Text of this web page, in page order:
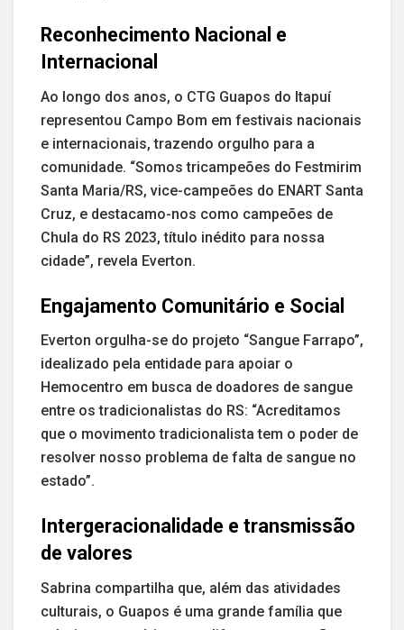
Reconhecimento Nacional e
Internacional
Ao longo dos anos, o CTG Guapos do Itapuí
representou Campo Bom em festivais nacionais
e internacionais, trazendo orgulho para a
comunidade. “Somos tricampeões do Festmirim
Santa Maria/RS, vice-campeões do ENART Santa
Cruz, e destacamo-nos como campeões de
Chula do RS 2023, título inédito para nossa
cidade”, revela Everton.
Engajamento Comunitário e Social
Everton orgulha-se do projeto “Sangue Farrapo”,
idealizado pela entidade para apoiar o
Hemocentro em busca de doadores de sangue
entre os tradicionalistas do RS: “Acreditamos
que o movimento tradicionalista tem o poder de
resolver nosso problema de falta de sangue no
estado”.
Intergeracionalidade e transmissão
de valores
Sabrina compartilha que, além das atividades
culturais, o Guapos é uma grande família que